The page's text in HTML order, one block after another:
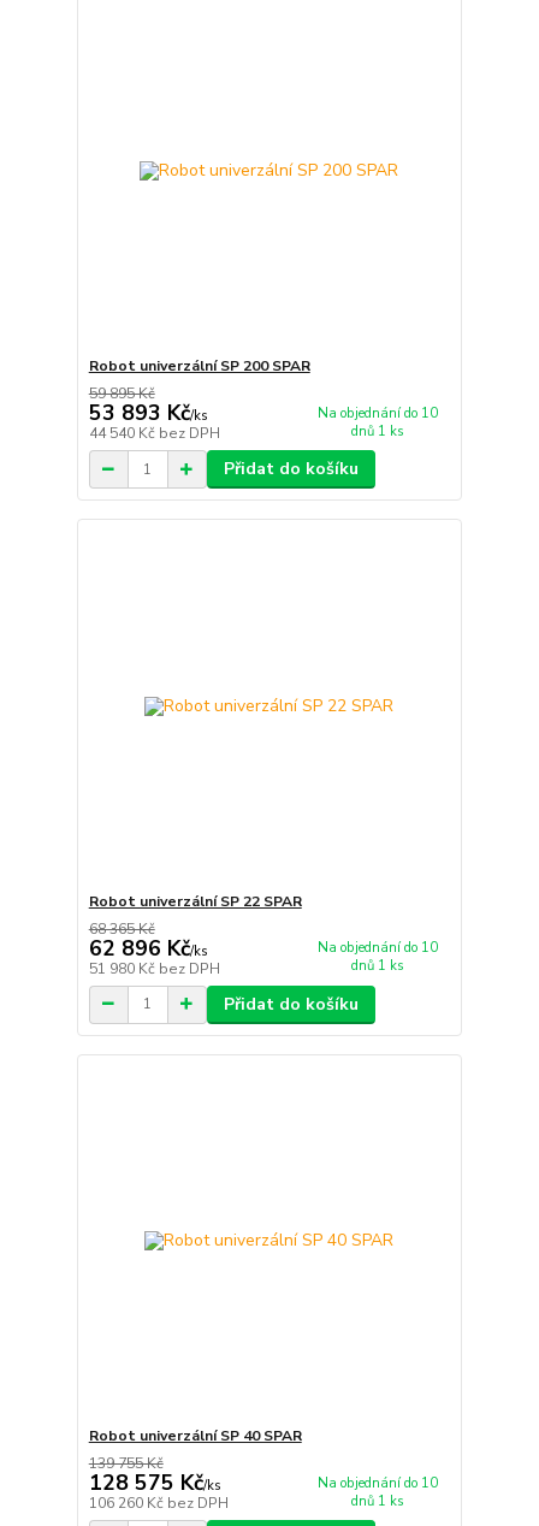
Robot univerzální SP 200 SPAR
59 895 Kč
53 893 Kč/ks
44 540 Kč bez DPH
Na objednání do 10
dnů 1 ks
Přidat do košíku
Robot univerzální SP 22 SPAR
68 365 Kč
62 896 Kč/ks
51 980 Kč bez DPH
Na objednání do 10
dnů 1 ks
Přidat do košíku
Robot univerzální SP 40 SPAR
139 755 Kč
128 575 Kč/ks
106 260 Kč bez DPH
Na objednání do 10
dnů 1 ks